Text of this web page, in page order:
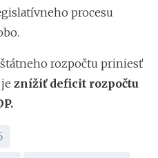
procesu
rozpočtu priniesť
znížiť deficit rozpočtu